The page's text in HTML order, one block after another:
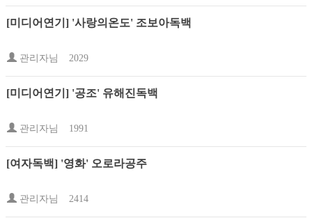
[미디어연기] '사랑의온도' 조보아독백
관리자님 2029
[미디어연기] '공조' 유해진독백
관리자님 1991
[여자독백] '영화' 오로라공주
관리자님 2414